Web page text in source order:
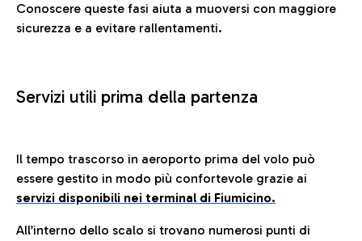
Conoscere queste fasi aiuta a muoversi con maggiore
sicurezza e a evitare rallentamenti.
Servizi utili prima della partenza
Il tempo trascorso in aeroporto prima del volo può
essere gestito in modo più confortevole grazie ai
servizi disponibili nei terminal di Fiumicino.
All’interno dello scalo si trovano numerosi punti di